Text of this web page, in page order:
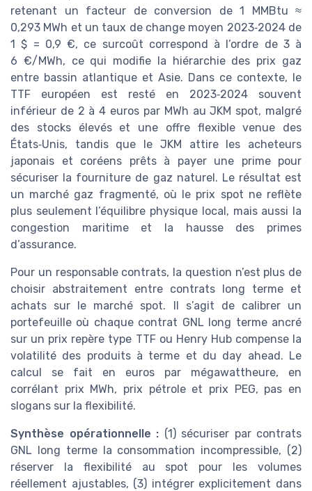
retenant un facteur de conversion de 1 MMBtu ≈
0,293 MWh et un taux de change moyen 2023‑2024 de
1 $ = 0,9 €, ce surcoût correspond à l’ordre de 3 à
6 €/MWh, ce qui modifie la hiérarchie des prix gaz
entre bassin atlantique et Asie. Dans ce contexte, le
TTF européen est resté en 2023‑2024 souvent
inférieur de 2 à 4 euros par MWh au JKM spot, malgré
des stocks élevés et une offre flexible venue des
États‑Unis, tandis que le JKM attire les acheteurs
japonais et coréens prêts à payer une prime pour
sécuriser la fourniture de gaz naturel. Le résultat est
un marché gaz fragmenté, où le prix spot ne reflète
plus seulement l’équilibre physique local, mais aussi la
congestion maritime et la hausse des primes
d’assurance.
Pour un responsable contrats, la question n’est plus de
choisir abstraitement entre contrats long terme et
achats sur le marché spot. Il s’agit de calibrer un
portefeuille où chaque contrat GNL long terme ancré
sur un prix repère type TTF ou Henry Hub compense la
volatilité des produits à terme et du day ahead. Le
calcul se fait en euros par mégawattheure, en
corrélant prix MWh, prix pétrole et prix PEG, pas en
slogans sur la flexibilité.
Synthèse opérationnelle : (1) sécuriser par contrats
GNL long terme la consommation incompressible, (2)
réserver la flexibilité au spot pour les volumes
réellement ajustables, (3) intégrer explicitement dans